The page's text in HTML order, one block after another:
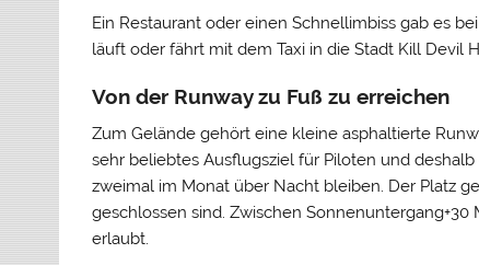
Ein Restaurant oder einen Schnellimbiss gab es
läuft oder fährt mit dem Taxi in die Stadt Kill Devil
Von der Runway zu Fuß zu erreichen
Zum Gelände gehört eine kleine asphaltierte
sehr beliebtes Ausflugsziel für Piloten und
zweimal im Monat über Nacht bleiben. Der Platz
geschlossen sind. Zwischen
erlaubt.